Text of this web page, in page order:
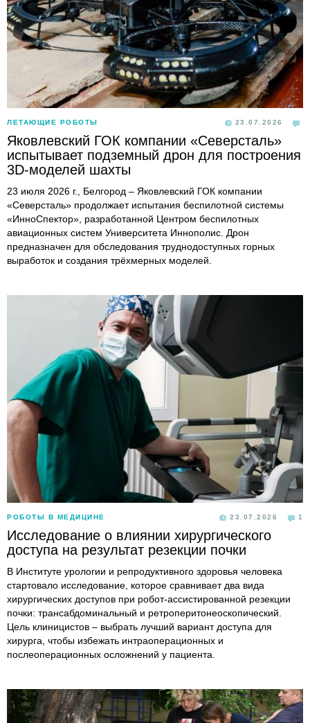
ЛЕТАЮЩИЕ РОБОТЫ 23.07.2026
Яковлевский ГОК компании «Северсталь»
испытывает подземный дрон для построения
3D-моделей шахты
23 июля 2026 г., Белгород – Яковлевский ГОК компании
«Северсталь» продолжает испытания беспилотной системы
«ИнноСпектор», разработанной Центром беспилотных
авиационных систем Университета Иннополис. Дрон
предназначен для обследования труднодоступных горных
выработок и создания трёхмерных моделей.
РОБОТЫ В МЕДИЦИНЕ 23.07.2026 1
Исследование о влиянии хирургического
доступа на результат резекции почки
В Институте урологии и репродуктивного здоровья человека
стартовало исследование, которое сравнивает два вида
хирургических доступов при робот-ассистированной резекции
почки: трансабдоминальный и ретроперитонеоскопический.
Цель клиницистов – выбрать лучший вариант доступа для
хирурга, чтобы избежать интраоперационных и
послеоперационных осложнений у пациента.